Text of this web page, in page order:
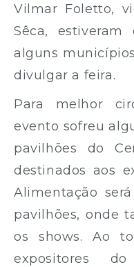
Vilmar Foletto,
Sêca,
alguns
divulgar a feira.
Para melhor
evento sofreu
pavilhões do
destinados aos
Alimentação
pavilhões, onde
os shows. Ao
expositores